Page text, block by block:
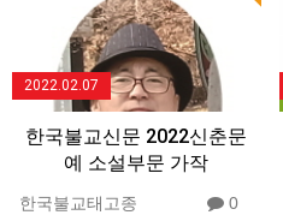
2022.02.07
한국불교신문 2022신춘문
예 소설부문 가작
한국불교태고종 0